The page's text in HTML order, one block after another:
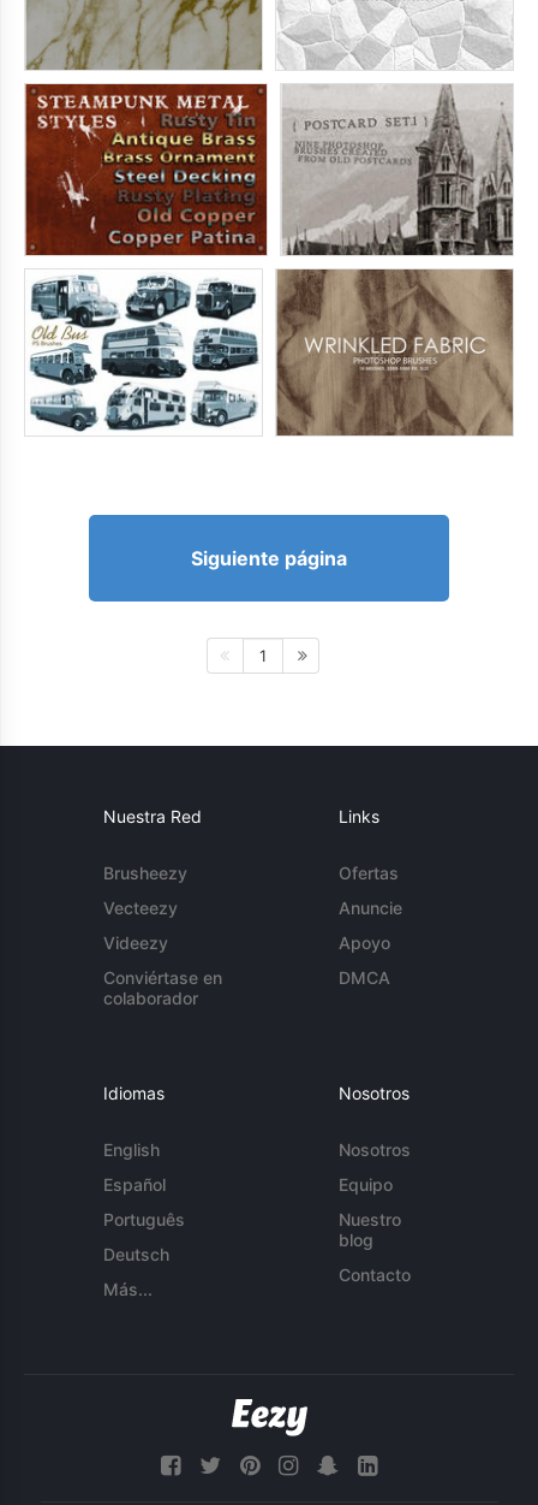
Siguiente página
1
Nuestra Red
Brusheezy
Vecteezy
Videezy
Conviértase en
colaborador
Links
Ofertas
Anuncie
Apoyo
DMCA
Idiomas
English
Español
Português
Deutsch
Más...
Nosotros
Nosotros
Equipo
Nuestro
blog
Contacto